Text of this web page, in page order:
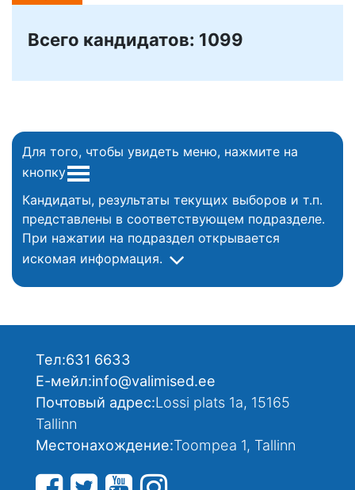
Всего кандидатов: 1099
Для того, чтобы увидеть меню, нажмите на
кнопку
Кандидаты, результаты текущих выборов и т.п.
представлены в соответствующем подразделе.
При нажатии на подраздел открывается
искомая информация.
Тел:631 6633
Е-мейл:info@valimised.ee
Почтовый адрес:Lossi plats 1a, 15165
Tallinn
Местонахождение:Toompea 1, Tallinn